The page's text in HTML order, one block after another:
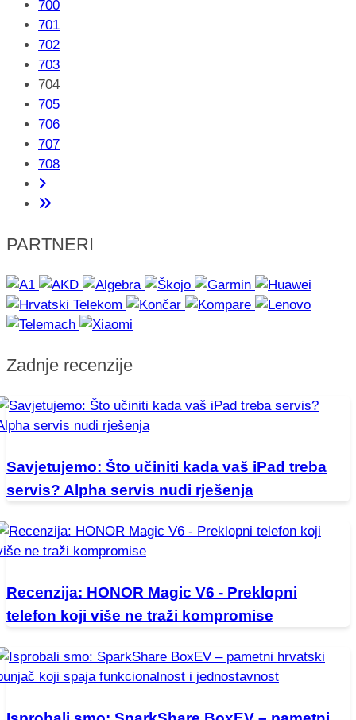
700
701
702
703
704
705
706
707
708
PARTNERI
Zadnje recenzije
Savjetujemo: Što učiniti kada vaš iPad treba
servis? Alpha servis nudi rješenja
Recenzija: HONOR Magic V6 - Preklopni
telefon koji više ne traži kompromise